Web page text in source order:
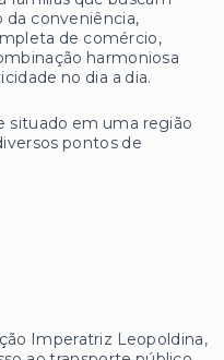
da conveniência,
de comércio,
harmoniosa
no dia a dia.
situado em uma região
pontos de
Imperatriz Leopoldina,